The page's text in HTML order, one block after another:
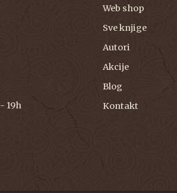
19h
Web shop
Sve knjige
Autori
Akcije
Blog
Kontakt